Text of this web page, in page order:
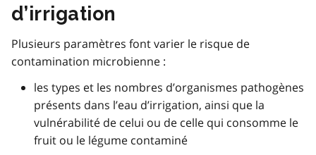
d’irrigation
Plusieurs paramètres font varier le risque de
contamination microbienne :
les types et les nombres d’organismes pathogènes
présents dans l’eau d’irrigation, ainsi que la
vulnérabilité de celui ou de celle qui consomme le
fruit ou le légume contaminé